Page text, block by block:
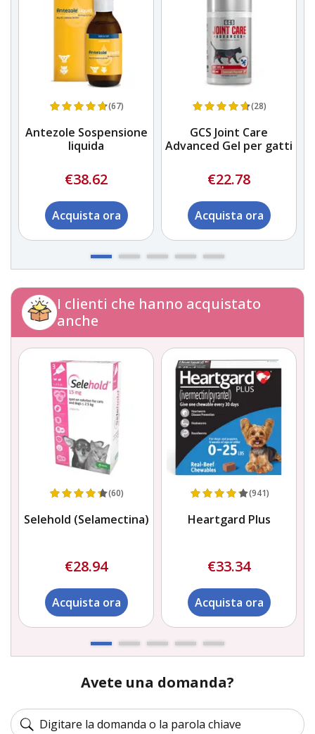
(67)
Antezole Sospensione
liquida
€38.62
Acquista ora
(28)
GCS Joint Care
Advanced Gel per gatti
€22.78
Acquista ora
I clienti che hanno acquistato
anche
(60)
Selehold (Selamectina)
€28.94
Acquista ora
(941)
Heartgard Plus
€33.34
Acquista ora
Avete una domanda?